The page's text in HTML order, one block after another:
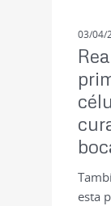
03/04/
esta